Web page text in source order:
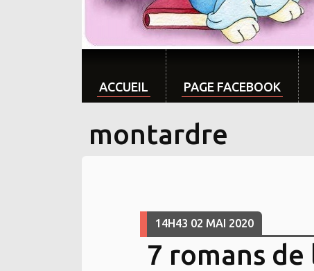
ACCUEIL PAGE FACEBOOK
montardre
14H43 02 MAI 2020
7 romans